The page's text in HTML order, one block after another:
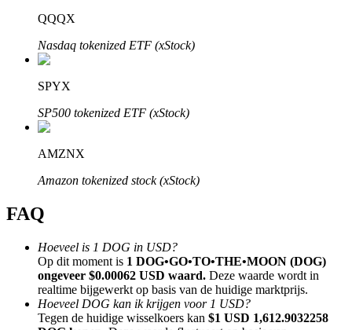
Tot 65% commissies!
Doorverwijzing
Nodig een vriend uit om contante beloningen te ontvangen
QQQX
Nasdaq tokenized ETF (xStock)
SPYX
SP500 tokenized ETF (xStock)
AMZNX
Amazon tokenized stock (xStock)
FAQ
Hoeveel is 1 DOG in USD?
Op dit moment is 1 DOG•GO•TO•THE•MOON (DOG)
ongeveer $0.00062 USD waard. Deze waarde wordt in
realtime bijgewerkt op basis van de huidige marktprijs.
Hoeveel DOG kan ik krijgen voor 1 USD?
Tegen de huidige wisselkoers kan $1 USD 1,612.9032258